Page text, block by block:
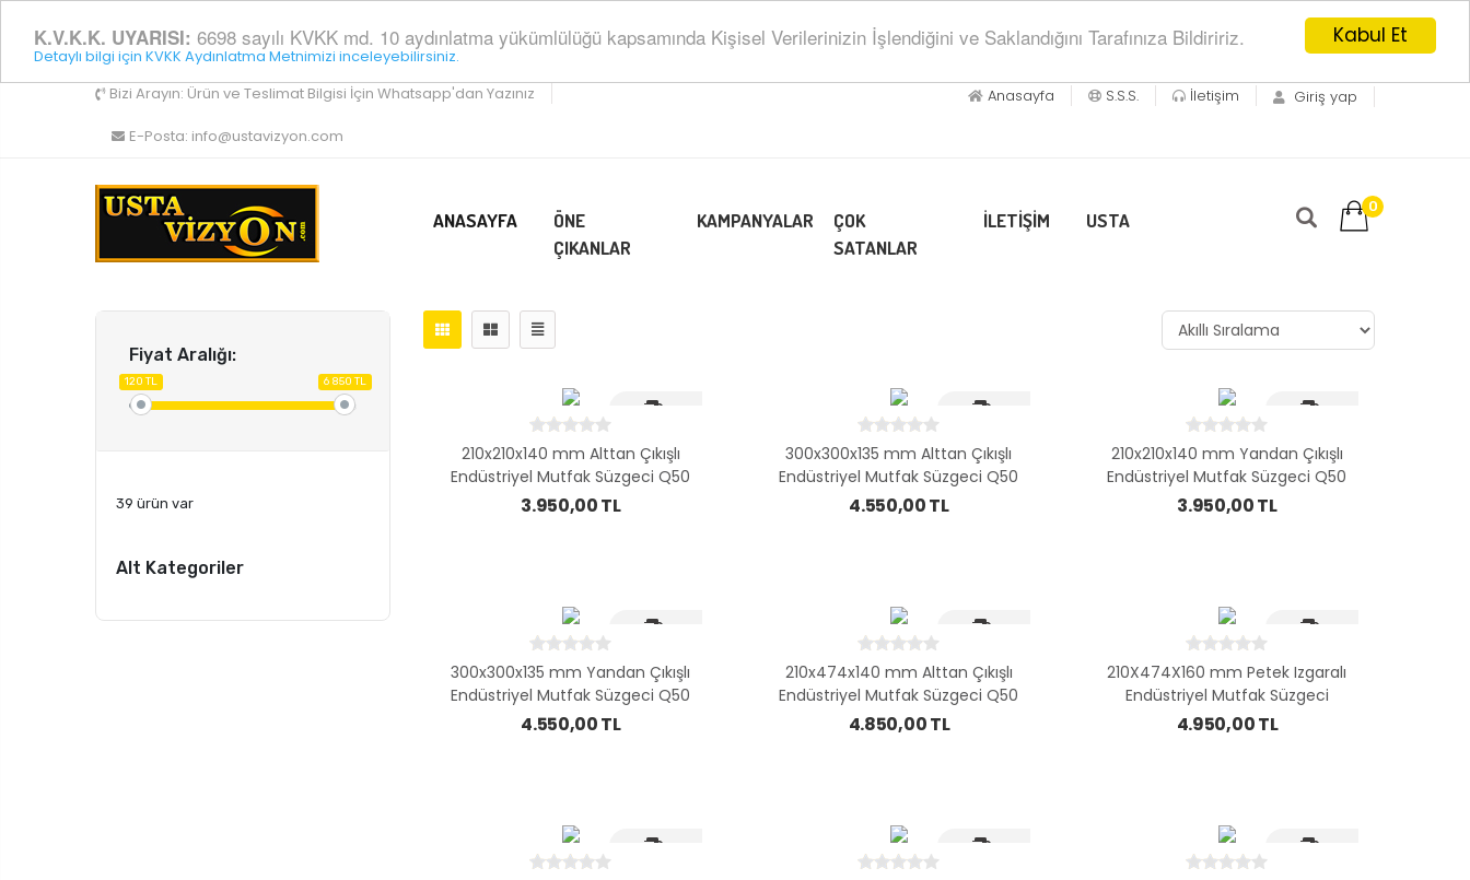
Kabul Et
K.V.K.K. UYARISI: 6698 sayılı KVKK md. 10 aydınlatma yükümlülüğü kapsamında Kişisel Verilerinizin İşlendiğini ve Saklandığını Tarafınıza Bildiririz.
Detaylı bilgi için KVKK Aydınlatma Metnimizi inceleyebilirsiniz.
Bizi Arayın: Ürün ve Teslimat Bilgisi İçin Whatsapp'dan Yazınız
E-Posta: info@ustavizyon.com
Giriş yap
Anasayfa S.S.S. İletişim
ANASAYFA
ÖNE
ÇIKANLAR
KAMPANYALAR
ÇOK
SATANLAR
İLETİŞİM USTA
0
Fiyat Aralığı:
120 TL 6 850 TL
39 ürün var
Alt Kategoriler
210x210x140 mm Alttan Çıkışlı
Endüstriyel Mutfak Süzgeci Q50
3.950,00 TL
300x300x135 mm Alttan Çıkışlı
Endüstriyel Mutfak Süzgeci Q50
4.550,00 TL
210x210x140 mm Yandan Çıkışlı
Endüstriyel Mutfak Süzgeci Q50
3.950,00 TL
300x300x135 mm Yandan Çıkışlı
Endüstriyel Mutfak Süzgeci Q50
4.550,00 TL
210x474x140 mm Alttan Çıkışlı
Endüstriyel Mutfak Süzgeci Q50
4.850,00 TL
210X474X160 mm Petek Izgaralı
Endüstriyel Mutfak Süzgeci
Yandan Q50
4.950,00 TL